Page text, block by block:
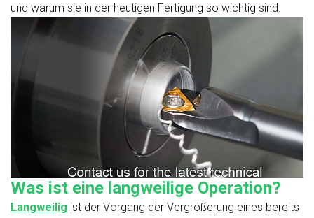
und warum sie in der heutigen Fertigung so wichtig sind.
Was ist eine langweilige Operation?
Langweilig ist der Vorgang der Vergrößerung eines bereits